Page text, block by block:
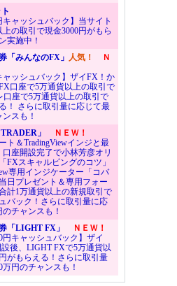
キャッシュバック】当サイト
の取引で現金3000円がもら
実施中！
「みんなのFX」 人気！
Ｎ
ャッシュバック】ザイFX！か
口座で5万通貨以上の取引で
口座で5万通貨以上の取引で
！ さらに取引量に応じて最
スも！
」
ＮＥＷ！
ト＆TradingViewインジと最
口座開設完了で小林芳彦オリ
FXスキャルピングのコツ」
専用インジケーター「コバ
日プレゼント＆専用フォー
計1万通貨以上の新規取引で
バック！さらに取引量に応
チャンスも！
「LIGHT FX」
ＮＥＷ！
円キャッシュバック】ザイ
後、LIGHT FXで5万通貨以
がもらえる！さらに取引量
円のチャンスも！